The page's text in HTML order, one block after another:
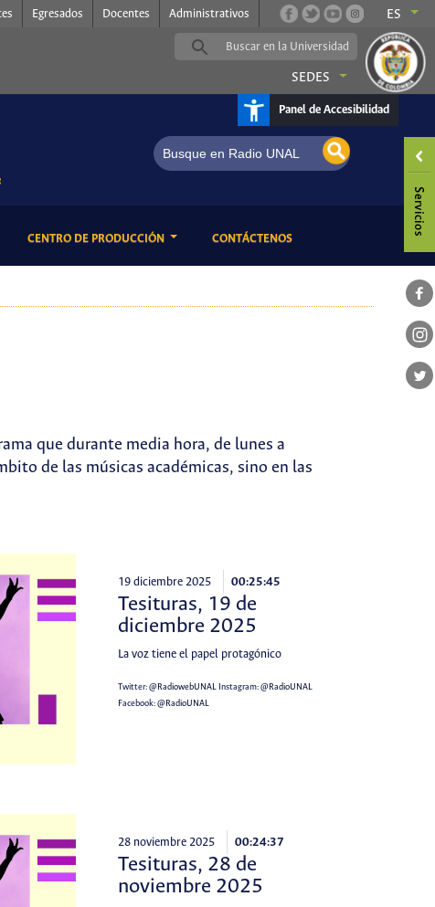
Egresados Docentes Administrativos ES
SEDES
Panel de Accesibilidad
CENTRO DE PRODUCCIÓN CONTÁCTENOS(CURRENT)
que durante media hora, de lunes a
de las músicas académicas, sino en las
19 diciembre 2025 00:25:45
Tesituras, 19 de
diciembre 2025
La voz tiene el papel protagónico
Twitter:@RadiowebUNALInstagram:@RadioUNAL
Facebook:@RadioUNAL
28 noviembre 2025 00:24:37
Tesituras, 28 de
noviembre 2025